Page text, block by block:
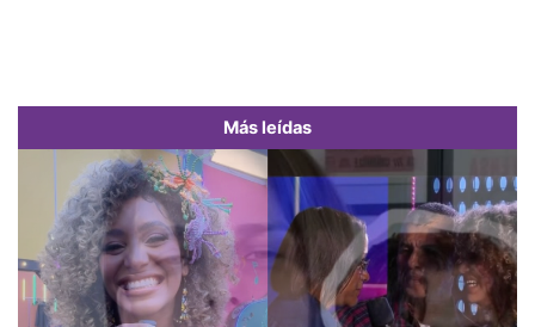
Más leídas